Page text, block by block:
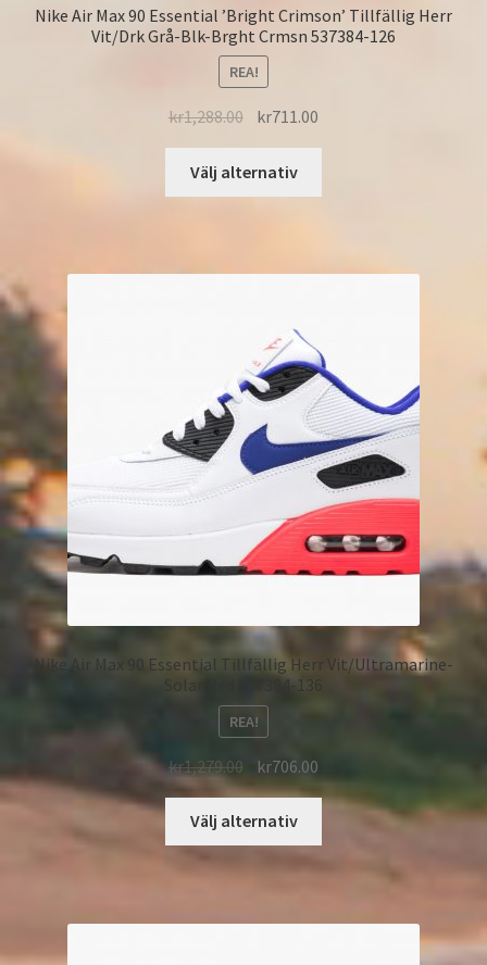
Nike Air Max 90 Essential ’Bright Crimson’ Tillfällig Herr
Vit/Drk Grå-Blk-Brght Crmsn 537384-126
REA!
kr1,288.00 kr711.00
Välj alternativ
Nike Air Max 90 Essential Tillfällig Herr Vit/Ultramarine-
Solar Red 537384-136
REA!
kr1,279.00 kr706.00
Välj alternativ